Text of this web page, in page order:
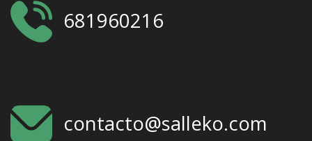
681960216
contacto@salleko.com